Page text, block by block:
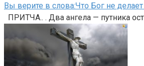
Вы верите в слова:Что Бог не
ПРИТЧА.. . Два ангела — путника